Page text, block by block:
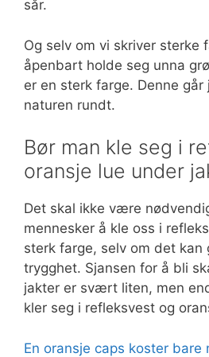
sår.
Og selv om vi skriver sterke
åpenbart holde seg unna
er en sterk farge. Denne
naturen rundt.
Bør man kle seg i
oransje lue under
Det skal ikke være
mennesker å kle oss i
sterk farge, selv om det kan
trygghet. Sjansen for å bli
jakter er svært liten, men
kler seg i refleksvest og
En oransje caps koster bare